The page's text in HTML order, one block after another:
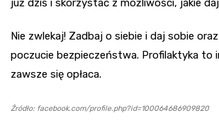
już dziś i skorzystać z możliwości, jakie
Nie zwlekaj! Zadbaj o siebie i daj sobie
poczucie bezpieczeństwa. Profilaktyka to
zawsze się opłaca.
Źródło: facebook.com/profile.php?id=100064686909820